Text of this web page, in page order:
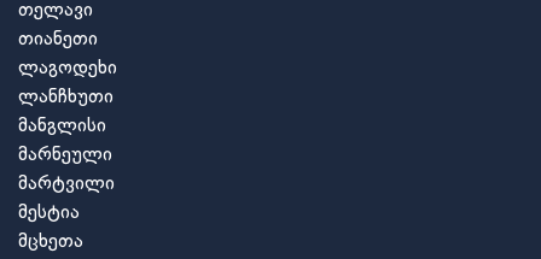
თელავი
თიანეთი
ლაგოდეხი
ლანჩხუთი
მანგლისი
მარნეული
მარტვილი
მესტია
მცხეთა